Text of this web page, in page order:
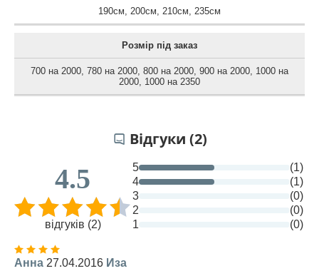
190см, 200см, 210см, 235см
Розмір під заказ
700 на 2000, 780 на 2000, 800 на 2000, 900 на 2000, 1000 на
2000, 1000 на 2350
Відгуки (2)
4.5
відгуків (2)
5
(1)
4
(1)
3
(0)
2
(0)
1
(0)
Анна 27.04.2016 Иза